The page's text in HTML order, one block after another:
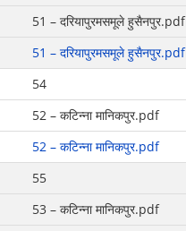
51 – दरियापुरमसमूले हुसैनपुर.pdf
51 – दरियापुरमसमूले हुसैनपुर.pdf
54
52 – कटिन्ना मानिकपुर.pdf
52 – कटिन्ना मानिकपुर.pdf
55
53 – कटिन्ना मानिकपुर.pdf